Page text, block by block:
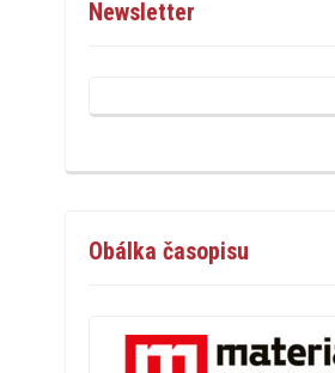
Newsletter
Obálka časopisu